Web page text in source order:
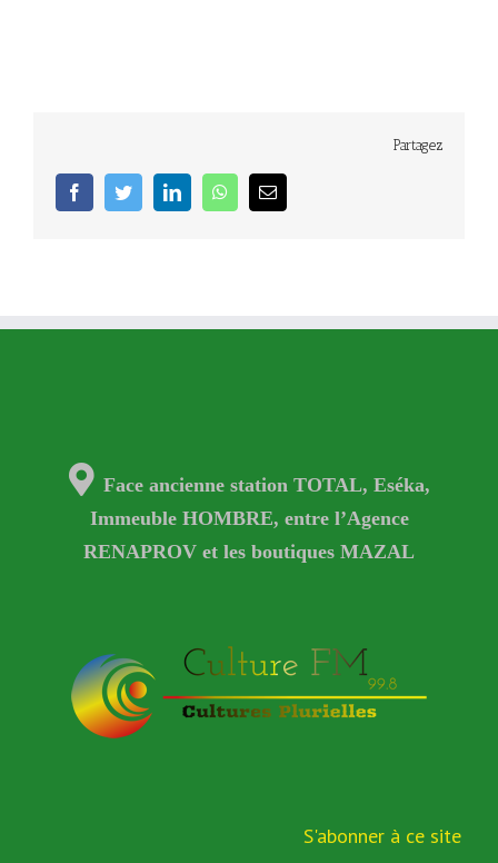
Partagez
facebooktwitter linkedin whatsappEmail
Face ancienne station TOTAL, Eséka,
Immeuble HOMBRE, entre l’Agence
RENAPROV et les boutiques MAZAL
S'abonner à ce site